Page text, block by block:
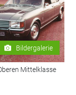
Bildergalerie
Mittelklasse